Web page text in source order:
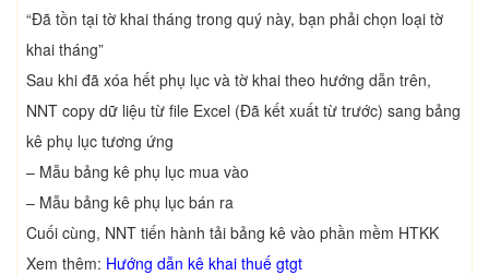
“Đã tồn tại tờ khai tháng trong quý này, bạn phải chọn loại tờ
khai tháng”
Sau khi đã xóa hết phụ lục và tờ khai theo hướng dẫn trên,
NNT copy dữ liệu từ file Excel (Đã kết xuất từ trước) sang bảng
kê phụ lục tương ứng
– Mẫu bảng kê phụ lục mua vào
– Mẫu bảng kê phụ lục bán ra
Cuối cùng, NNT tiến hành tải bảng kê vào phần mềm HTKK
Xem thêm: Hướng dẫn kê khai thuế gtgt